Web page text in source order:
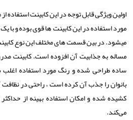
اولین ویژگی قابل توجه در این کابینت
مورد استفاده در این کابینت ها قوی بوده و با
میشود. در بین قسمت‌ های مختلف این نوع
مساله به جذابیت آن افزوده است. کابینت
ساده طراحی شده و رنگ مورد استفاده اغلب
بانوان را جذب آن کرده است ، راحتی در نظافت
کشیده شده و امکان استفاده بهینه از حداکثر
می‌کند.